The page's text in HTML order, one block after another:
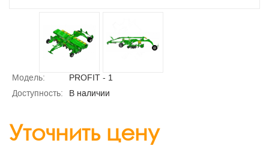
Модель:
PROFIT - 1
Доступность:
В наличии
Уточнить цену